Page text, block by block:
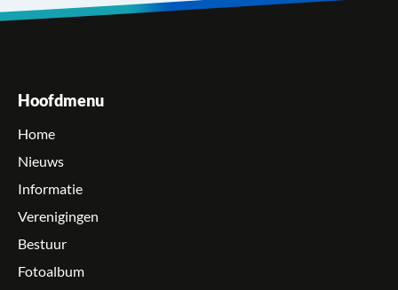
Hoofdmenu
Home
Nieuws
Informatie
Verenigingen
Bestuur
Fotoalbum